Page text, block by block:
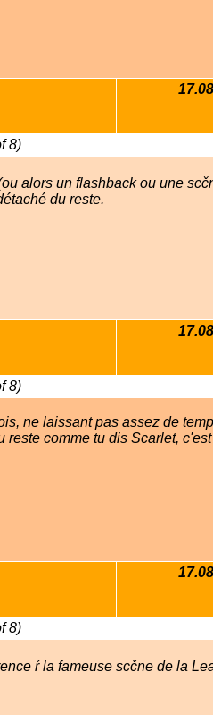
8)
alors un flashback ou une
du reste.
8)
ne laissant pas assez de
comme tu dis Scarlet,
8)
ŕ la fameuse scčne de la